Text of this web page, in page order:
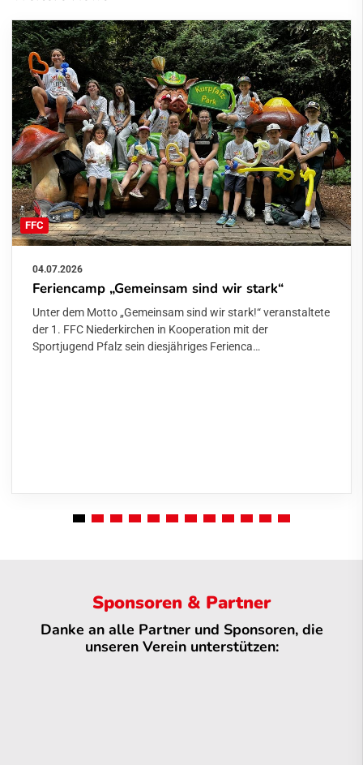
FFC
04.07.2026
Feriencamp „Gemeinsam sind wir stark“
Unter dem Motto „Gemeinsam sind wir stark!“ veranstaltete
der 1. FFC Niederkirchen in Kooperation mit der
Sportjugend Pfalz sein diesjähriges Ferienca…
Sponsoren & Partner
Danke an alle Partner und Sponsoren, die
unseren Verein unterstützen: